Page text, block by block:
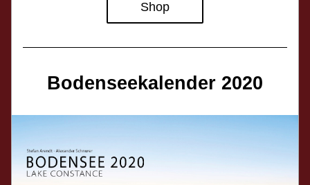
Shop
Bodenseekalender 2020